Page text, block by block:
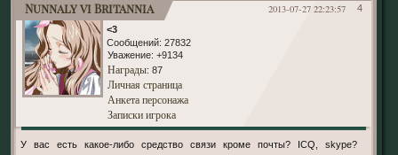
4
2013-07-27 22:23:57
Nunnaly vi Britannia
<3
Сообщений: 27832
Уважение: +9134
Награды: 87
Личная страница
Анкета персонажа
Записки игрока
У вас есть какое-либо средство связи кроме почты? ICQ, skype?